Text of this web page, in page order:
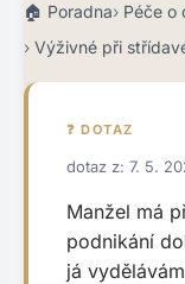
Poradna
Péče o
Výživné při
❓ DOTAZ
dotaz z: 7. 5.
Manžel má
podnikání
já